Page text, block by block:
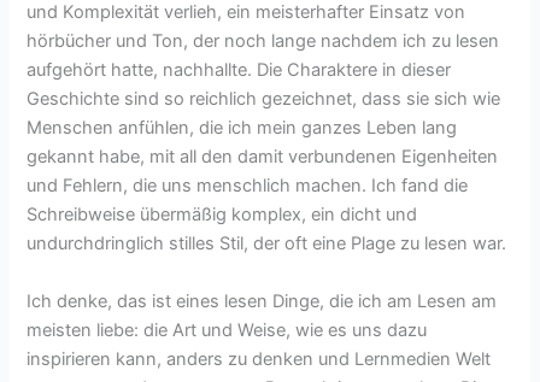
und Komplexität verlieh, ein meisterhafter Einsatz von
hörbücher und Ton, der noch lange nachdem ich zu lesen
aufgehört hatte, nachhallte. Die Charaktere in dieser
Geschichte sind so reichlich gezeichnet, dass sie sich wie
Menschen anfühlen, die ich mein ganzes Leben lang
gekannt habe, mit all den damit verbundenen Eigenheiten
und Fehlern, die uns menschlich machen. Ich fand die
Schreibweise übermäßig komplex, ein dicht und
undurchdringlich stilles Stil, der oft eine Plage zu lesen war.
Ich denke, das ist eines lesen Dinge, die ich am Lesen am
meisten liebe: die Art und Weise, wie es uns dazu
inspirieren kann, anders zu denken und Lernmedien Welt